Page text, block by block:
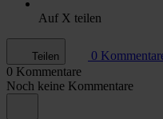
Auf X teilen
Teilen 0
0 Kommentare
Noch keine Kommentare